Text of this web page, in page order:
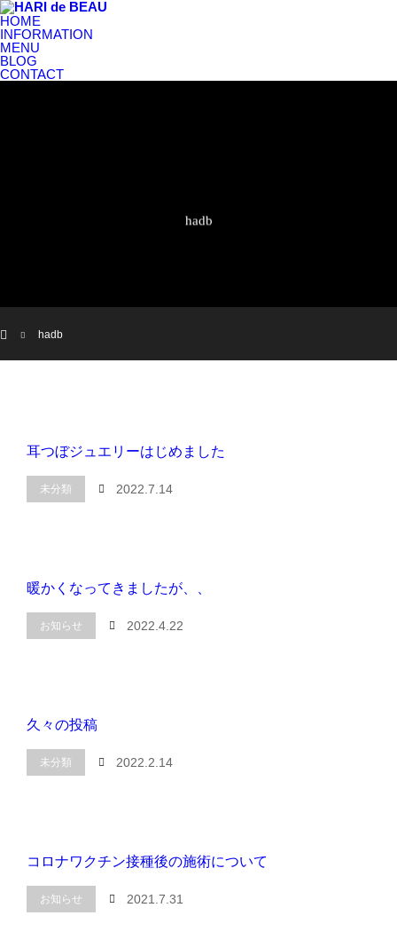
HOME
INFORMATION
MENU
BLOG
CONTACT
hadb
hadb
耳つぼジュエリーはじめました
未分類 2022.7.14
暖かくなってきましたが、、
お知らせ 2022.4.22
久々の投稿
未分類 2022.2.14
コロナワクチン接種後の施術について
お知らせ 2021.7.31